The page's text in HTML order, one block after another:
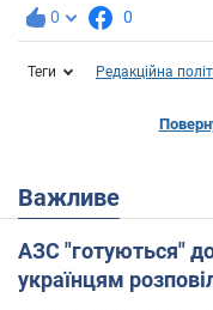
0 0
Теги Редакційна
Важливе
АЗС "готуються"
українцям